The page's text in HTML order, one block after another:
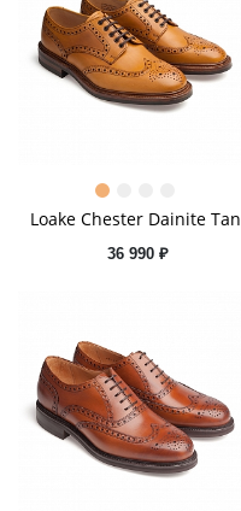
Loake Chester Dainite Tan
36 990 ₽